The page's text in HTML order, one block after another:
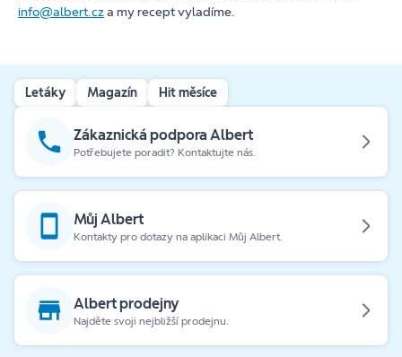
info@albert.cza my recept vyladíme.
Letáky Magazín Hit měsíce
Zákaznická podpora Albert
Potřebujete poradit? Kontaktujte nás.
Můj Albert
Kontakty pro dotazy na aplikaci Můj Albert.
Albert prodejny
Najděte svoji nejbližší prodejnu.